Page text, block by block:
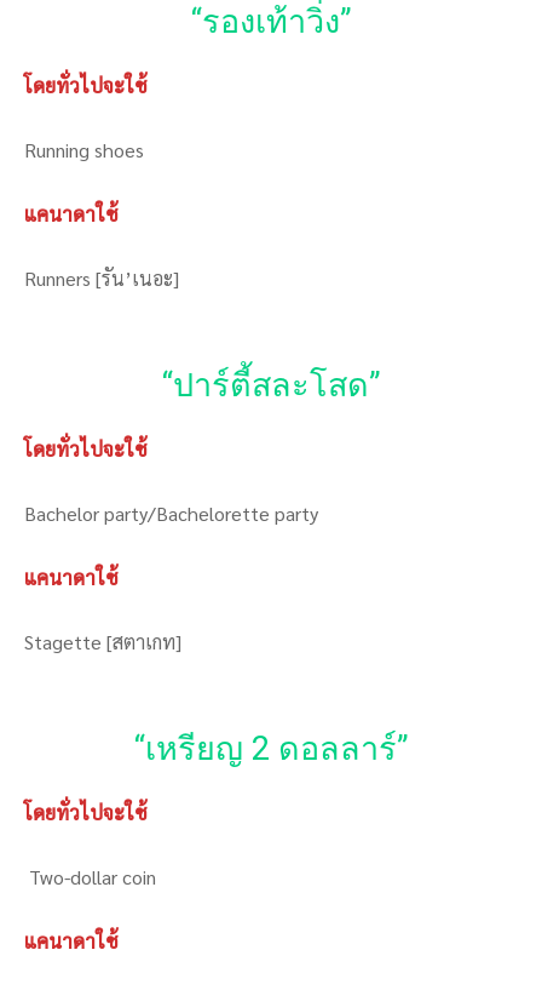
“รองเท้าวิ่ง”
โดยทั่วไปจะใช้
Running shoes
แคนาดาใช้
Runners [รัน’เนอะ]
“ปาร์ตี้สละโสด”
โดยทั่วไปจะใช้
Bachelor party/Bachelorette party
แคนาดาใช้
Stagette [สตาเกท]
“เหรียญ 2 ดอลลาร์”
โดยทั่วไปจะใช้
Two-dollar coin
แคนาดาใช้